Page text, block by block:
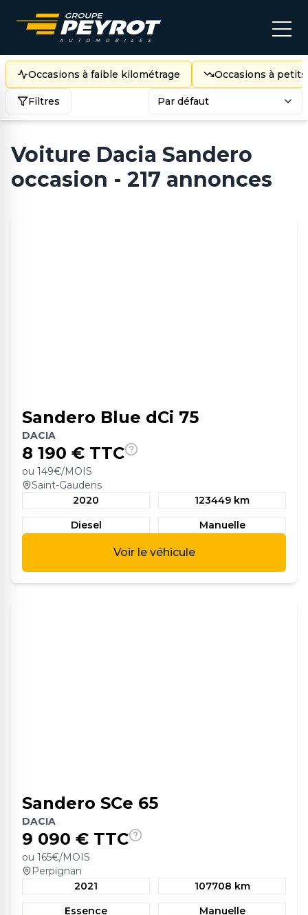
Occasions à faible kilométrage Occasions à
Filtres Par défaut
Voiture Dacia Sandero
occasion - 217 annonces
Sandero Blue dCi 75
DACIA
8 190 € TTC
ou 149€/MOIS
Saint-Gaudens
2020
123449 km
Diesel
Manuelle
Voir le véhicule
Sandero SCe 65
DACIA
9 090 € TTC
ou 165€/MOIS
Perpignan
2021
107708 km
Essence
Manuelle